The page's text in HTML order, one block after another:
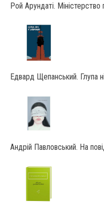
Рой Арундаті.
Едвард Щепанський. Глупа
Андрій Павловський. На